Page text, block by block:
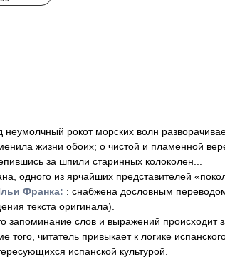
рокот морских волн
жизни обоих; о чистой и пламенной
за шпили старинных колоколен...
одного из ярчайших представителей
Франка: : снабжена дословным
текста оригинала).
запоминание слов и выражений происходит
того, читатель привыкает к логике
испанской культурой.